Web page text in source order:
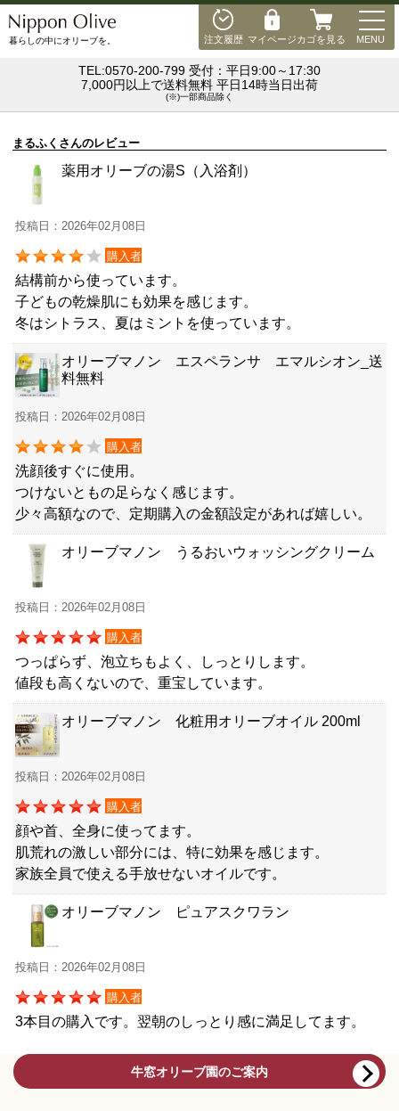
注文履歴 マイページカゴを見る MENU
暮らしの中にオリーブを。
TEL:0570-200-799 受付：平日9:00～17:30
7,000円以上で送料無料 平日14時当日出荷
(※)一部商品除く
まるふくさんのレビュー
薬用オリーブの湯S（入浴剤）
投稿日：2026年02月08日
購入者
結構前から使っています。
子どもの乾燥肌にも効果を感じます。
冬はシトラス、夏はミントを使っています。
オリーブマノン エスペランサ エマルシオン_送
料無料
投稿日：2026年02月08日
購入者
洗顔後すぐに使用。
つけないともの足らなく感じます。
少々高額なので、定期購入の金額設定があれば嬉しい。
オリーブマノン うるおいウォッシングクリーム
投稿日：2026年02月08日
購入者
つっぱらず、泡立ちもよく、しっとりします。
値段も高くないので、重宝しています。
オリーブマノン 化粧用オリーブオイル 200ml
投稿日：2026年02月08日
購入者
顔や首、全身に使ってます。
肌荒れの激しい部分には、特に効果を感じます。
家族全員で使える手放せないオイルです。
オリーブマノン ピュアスクワラン
投稿日：2026年02月08日
購入者
3本目の購入です。翌朝のしっとり感に満足してます。
牛窓オリーブ園のご案内